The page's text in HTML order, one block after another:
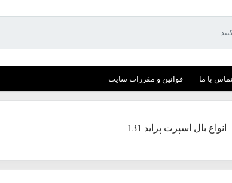
با ما قوانین و مقررات سایت
انواع بال اسپرت پراید 131